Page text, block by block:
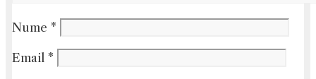
Nume *
Email *